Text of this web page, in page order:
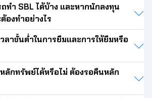
ทำ SBL ได้บ้าง และหากนักลงทุน
องทำอย่างไร
ลาขั้นต่ำในการยืมและการให้ยืมหรือ
ลักทรัพย์ได้หรือไม่ ต้องรอคืนหลัก